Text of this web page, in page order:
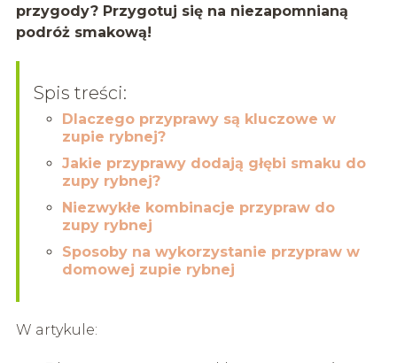
przygody? Przygotuj się na niezapomnianą
podróż smakową!
Spis treści:
Dlaczego przyprawy są kluczowe w
zupie rybnej?
Jakie przyprawy dodają głębi smaku do
zupy rybnej?
Niezwykłe kombinacje przypraw do
zupy rybnej
Sposoby na wykorzystanie przypraw w
domowej zupie rybnej
W artykule: